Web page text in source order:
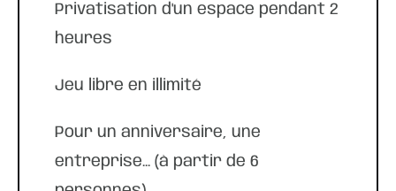
Privatisation d'un espace pendant 2
heures
Jeu libre en illimité
Pour un anniversaire, une
entreprise... (à partir de 6